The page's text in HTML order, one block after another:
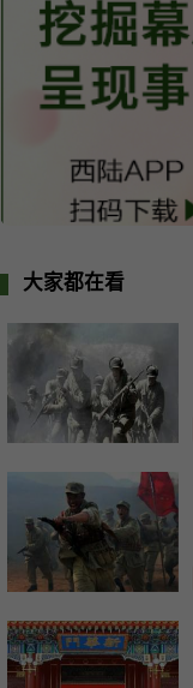
大家都在看